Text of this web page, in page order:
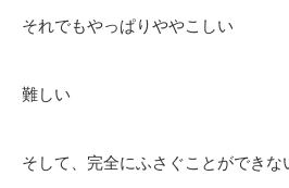
それでもやっぱりややこしい
難しい
そして、完全にふさぐことができな